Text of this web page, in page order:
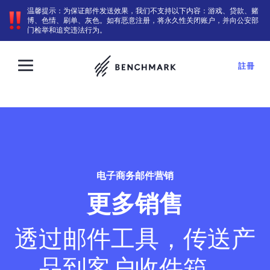
温馨提示：为保证邮件发送效果，我们不支持以下内容：游戏、贷款、赌
博、色情、刷单、灰色。如有恶意注册，将永久性关闭账户，并向公安部
门检举和追究违法行为。
註冊
电子商务邮件营销
更多销售
透过邮件工具，传送产